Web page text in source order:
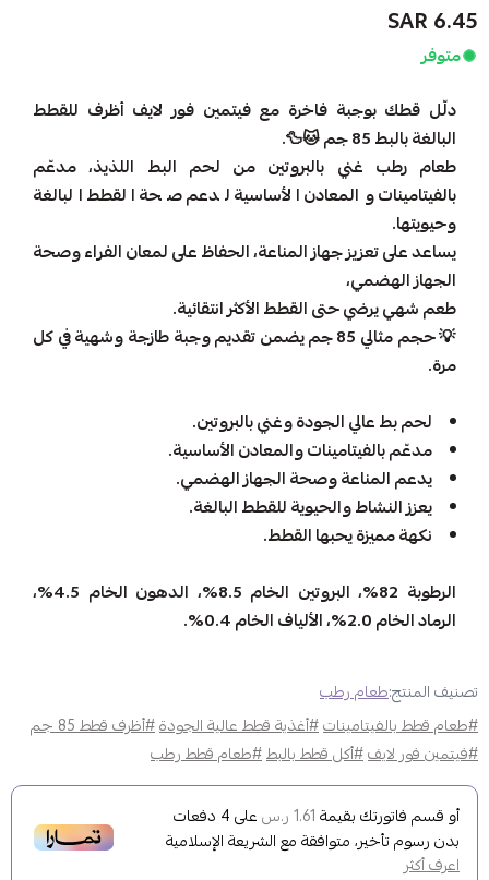
6.45 SAR
متوفر
دلّل قطك بوجبة فاخرة مع فيتمين فور لايف أظرف للقطط
البالغة بالبط 85 جم 🐱🦆.
طعام رطب غني بالبروتين من لحم البط اللذيذ، مدعّم
بالفيتامينات والمعادن الأساسية لدعم صحة القطط البالغة
وحيويتها.
يساعد على تعزيز جهاز المناعة، الحفاظ على لمعان الفراء وصحة
الجهاز الهضمي،
طعم شهي يرضي حتى القطط الأكثر انتقائية.
💡 حجم مثالي 85 جم يضمن تقديم وجبة طازجة وشهية في كل
مرة.
لحم بط عالي الجودة وغني بالبروتين.
مدعّم بالفيتامينات والمعادن الأساسية.
يدعم المناعة وصحة الجهاز الهضمي.
يعزز النشاط والحيوية للقطط البالغة.
نكهة مميزة يحبها القطط.
الرطوبة 82%، البروتين الخام 8.5%، الدهون الخام 4.5%،
الرماد الخام 2.0%، الألياف الخام 0.4%.
تصنيف المنتج:طعام رطب
#طعام قطط بالفيتامينات#أغذية قطط عالية الجودة#أظرف قطط 85 جم
#فيتمين فور لايف#أكل قطط بالبط#طعام قطط رطب
أو قسم فاتورتك بقيمة 1.61 ر.س على4 دفعات
بدون رسوم تأخير، متوافقة مع الشريعة الإسلامية
اعرف أكثر